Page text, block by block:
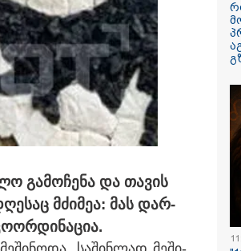
სექტემბრიდან
ამოქმედდება და 60
წელს გადაცილებულ
პირებს შეეხებათ! -
საქართველოს
ეროვნული ბანკი
განცხადებას
ავრცელებს
რომელზეც
ერთ-
12:34 / 08-08-2026
რას აცხადებს
გა­მო­ჩე­ნა და თა­ვის
მძი­მეა: მას დარ­